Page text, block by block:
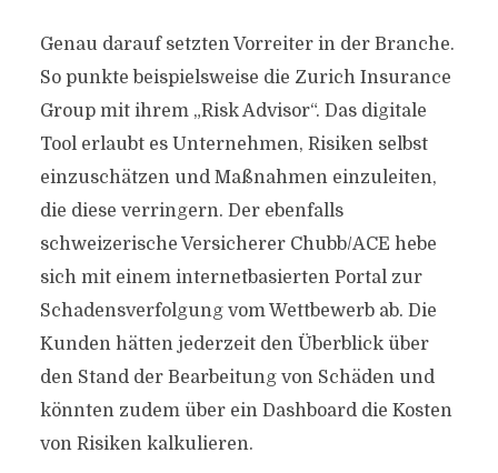
Genau darauf setzten Vorreiter in der Branche.
So punkte beispielsweise die Zurich Insurance
Group mit ihrem „Risk Advisor“. Das digitale
Tool erlaubt es Unternehmen, Risiken selbst
einzuschätzen und Maßnahmen einzuleiten,
die diese verringern. Der ebenfalls
schweizerische Versicherer Chubb/ACE hebe
sich mit einem internetbasierten Portal zur
Schadensverfolgung vom Wettbewerb ab. Die
Kunden hätten jederzeit den Überblick über
den Stand der Bearbeitung von Schäden und
könnten zudem über ein Dashboard die Kosten
von Risiken kalkulieren.